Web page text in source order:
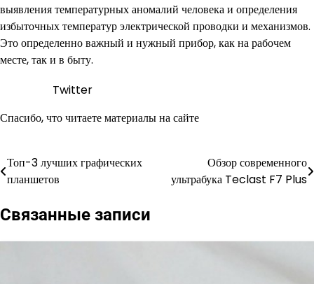
выявления температурных аномалий человека и определения
избыточных температур электрической проводки и механизмов.
Это определенно важный и нужный прибор, как на рабочем
месте, так и в быту.
Twitter
Спасибо, что читаете материалы на сайте
Навигация
записям
Топ-3 лучших графических
планшетов
Обзор современного
ультрабука Teclast F7 Plus
Связанные записи